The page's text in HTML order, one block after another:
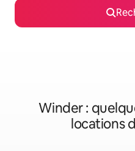
Winder :
locations